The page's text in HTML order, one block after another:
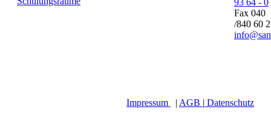
93 64 - 0
Fax 040
/840 60
Impressum | AGB | Datenschutz